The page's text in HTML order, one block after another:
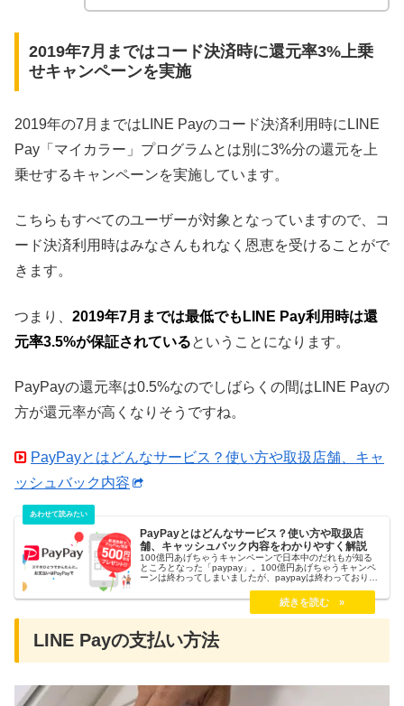
2019年7月まではコード決済時に還元率3%上乗
せキャンペーンを実施
2019年の7月まではLINE Payのコード決済利用時にLINE
Pay「マイカラー」プログラムとは別に3%分の還元を上
乗せするキャンペーンを実施しています。
こちらもすべてのユーザーが対象となっていますので、コ
ード決済利用時はみなさんもれなく恩恵を受けることがで
きます。
つまり、 2019年7月までは最低でもLINE Pay利用時は還
元率3.5%が保証されているということになります。
PayPayの還元率は0.5%なのでしばらくの間はLINE Payの
方が還元率が高くなりそうですね。
PayPayとはどんなサービス？使い方や取扱店舗、キャ
ッシュバック内容
PayPayとはどんなサービス？使い方や取扱店
舗、キャッシュバック内容をわかりやすく解説
100億円あげちゃうキャンペーンで日本中のだれもが知る
ところとなった「paypay」。100億円あげちゃうキャンペ
ーンは終わってしまいましたが、paypayは終わっておりま
容や使い方、取扱店舗、キャッシュバック内容についてわ
LINE Payの支払い方法